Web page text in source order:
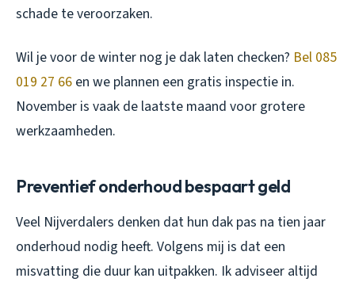
schade te veroorzaken.
Wil je voor de winter nog je dak laten checken? Bel 085
019 27 66 en we plannen een gratis inspectie in.
November is vaak de laatste maand voor grotere
werkzaamheden.
Preventief onderhoud bespaart geld
Veel Nijverdalers denken dat hun dak pas na tien jaar
onderhoud nodig heeft. Volgens mij is dat een
misvatting die duur kan uitpakken. Ik adviseer altijd